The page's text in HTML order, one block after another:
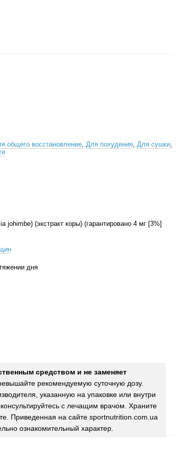
общего восстановление, Для похудения, Для сушки,
johimbe) (экстракт коры) (гарантировано 4 мг [3%]
дня
средством и не заменяет
рекомендуемую суточную дозу.
указанную на упаковке или внутри
с лечащим врачом. Храните
Приведенная на сайте sportnutrition.com.ua
ознакомительный характер.